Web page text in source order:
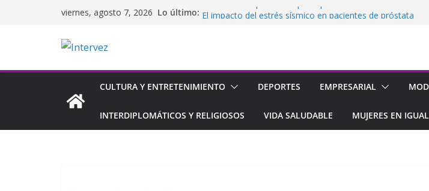
viernes, agosto 7, 2026 Lo último: IESA lanza su primera ExpoEmpleo 100% Virtual
joven en Venezuela
LG y Mundo Total impulsan el acceso a la tecnología con
CULTURA Y ENTRETENIMIENTO DEPORTES EMPRESARIAL
INTERDIPLOMÁTICOS Y RELIGIOSOS VIDA SALUDABLE MUJERES EN